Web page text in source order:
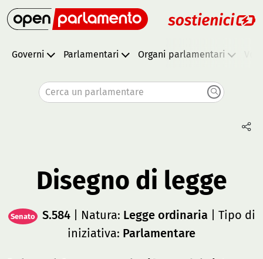
Governi Parlamentari Organi parlamentari
Cerca un parlamentare
Disegno di legge
Senato S.584| Natura: Legge ordinaria | Tipo di
iniziativa: Parlamentare